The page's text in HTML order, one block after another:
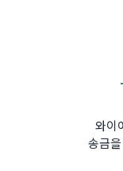
와이
송금